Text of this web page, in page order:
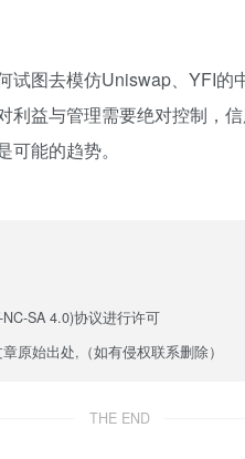
图去模仿Uniswap、YFI
利益与管理需要绝对控制，
能的趋势。
SA 4.0)协议进行许可
原始出处,（如有侵权联系删除）
THE END